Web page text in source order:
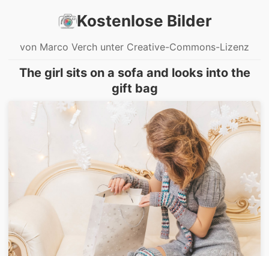
Kostenlose Bilder
von Marco Verch unter Creative-Commons-Lizenz
The girl sits on a sofa and looks into the
gift bag